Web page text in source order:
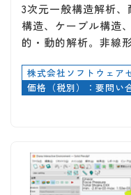
3次元一般構造解析
構造、ケーブル構造
的・動的解析。非線
株式会社ソフトウェア
価格（税別）：要問い